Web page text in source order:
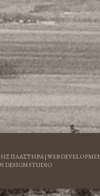
ΠΛΑΣΤΗΡΑ |WEB
DESIGN STUDIO